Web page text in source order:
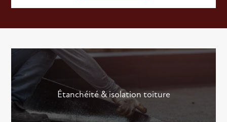
Étanchéité & isolation toiture